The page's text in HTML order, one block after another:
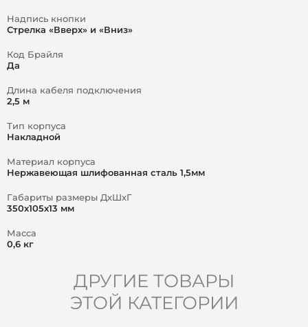
Надпись кнопки
Стрелка «Вверх» и «Вниз»
Код Брайля
Да
Длина кабеля подключения
2,5 м
Тип корпуса
Накладной
Материал корпуса
Нержавеющая шлифованная сталь 1,5мм
Габариты размеры ДхШхГ
350х105х13 мм
Масса
0,6 кг
ДРУГИЕ ТОВАРЫ
ЭТОЙ КАТЕГОРИИ